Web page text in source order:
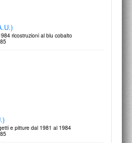
1980
ricostruzioni al blu cobalto
e pitture dal 1981 al 1984